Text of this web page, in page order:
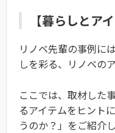
【暮らしとアイ
リノベ先輩の事例に
しを彩る、リノベの
ここでは、取材した
るアイテムをヒント
うのか？」をご紹介